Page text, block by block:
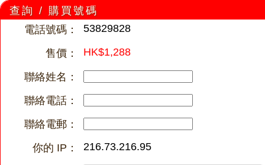
查詢 / 購買號碼
電話號碼：
53829828
售價： HK$1,288
聯絡姓名：
聯絡電話：
聯絡電郵：
你的 IP：
216.73.216.95